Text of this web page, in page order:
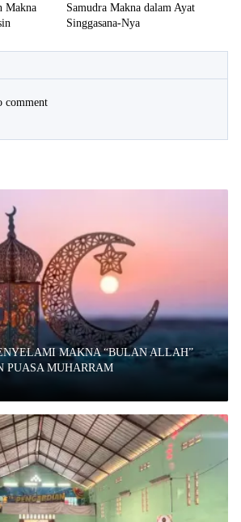
Makna
Samudra Makna dalam Ayat
Singgasana-Nya
comment
MAKNA “BULAN ALLAH”
PUASA MUHARRAM